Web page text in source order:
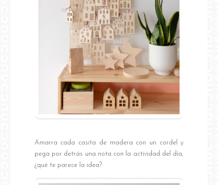
Amarra cada casita de madera con un cordel y
pega por detrás una nota con la actividad del día,
¿qué te parece la idea?